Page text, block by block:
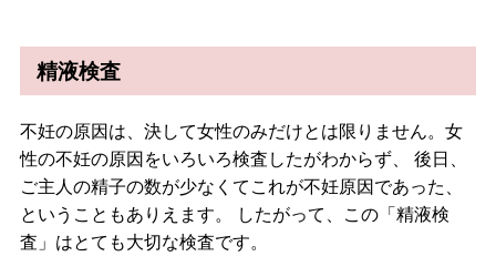
精液検査
不妊の原因は、決して女性のみだけとは限りません。女
性の不妊の原因をいろいろ検査したがわからず、 後日、
ご主人の精子の数が少なくてこれが不妊原因であった、
ということもありえます。 したがって、この「精液検
査」はとても大切な検査です。